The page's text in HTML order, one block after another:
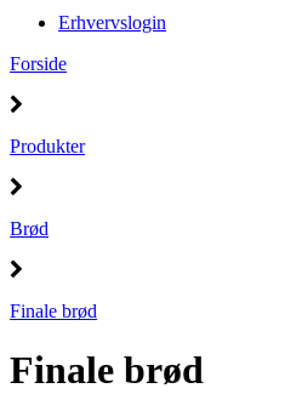
Erhvervslogin
Forside
Produkter
Brød
Finale brød
Finale brød